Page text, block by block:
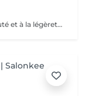
Un soin complet dédié au confort, à la beauté et à la légèreté des pieds. Le soin débute par un bain de pieds relaxant, suivi d'une exfoliation douce afin d'éliminer les cellules mortes et retrouver une peau plus lisse et souple. Un masque nourrissant est ensuite appliqué pour hydrater en profondeur, tandis que les ongles et les cuticules sont soigneusement travaillés pour un résultat net et soigné. Le soin se prolonge par un moment de détente, apportant une sensation immédiate de confort et de légèreté. Les pieds sont plus doux, la peau nourrie et les ongles parfaitement soignés. Le vernis classique n'est pas proposé à l'institut. Si vous le souhaitez, nous pouvons toutefois réaliser la pose avec votre propre vernis en sélectionnant l'option correspondante.